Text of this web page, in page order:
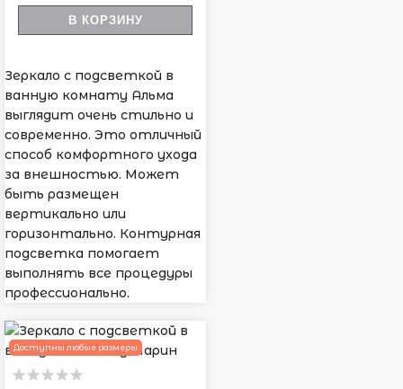
В КОРЗИНУ
Зеркало с подсветкой в
ванную комнату Альма
выглядит очень стильно и
современно. Это отличный
способ комфортного ухода
за внешностью. Может
быть размещен
вертикально или
горизонтально. Контурная
подсветка помогает
выполнять все процедуры
профессионально.
Доступны любые размеры